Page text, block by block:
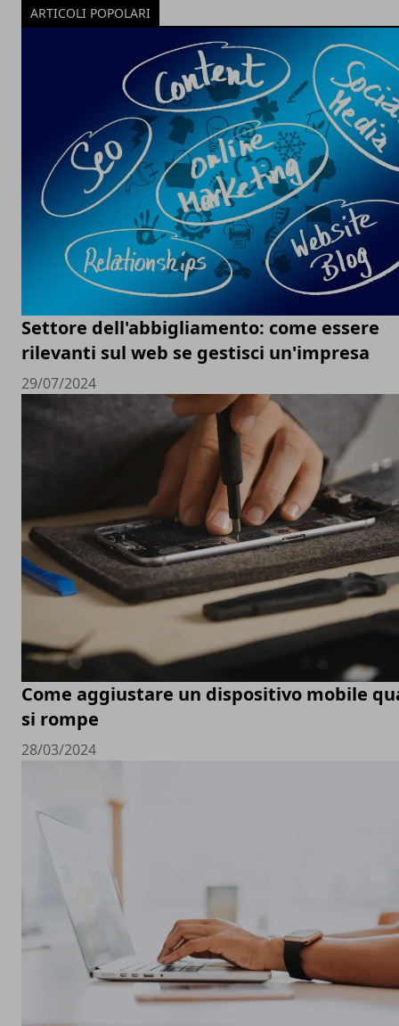
ARTICOLI POPOLARI
Settore dell'abbigliamento: come essere
rilevanti sul web se gestisci un'impresa
29/07/2024
Come aggiustare un dispositivo mobile
si rompe
28/03/2024